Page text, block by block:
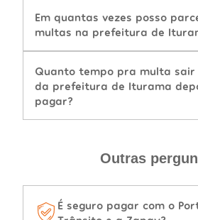
Em quantas vezes posso
multas na prefeitura de
Quanto tempo pra multa sair
da prefeitura de Iturama
pagar?
Outras
É seguro pagar com o